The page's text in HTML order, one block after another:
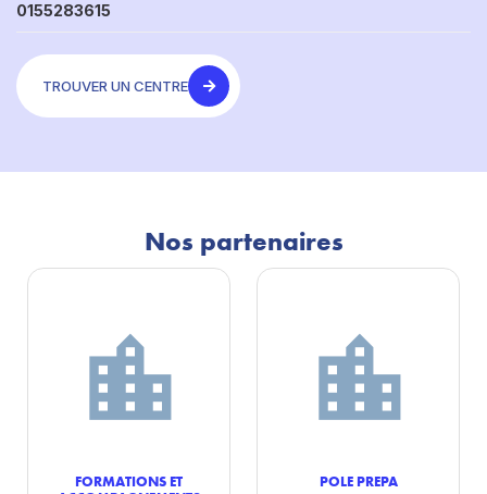
0155283615
TROUVER UN CENTRE
Nos partenaires
FORMATIONS ET
POLE PREPA